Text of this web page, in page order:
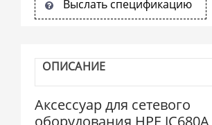
Выслать спецификацию
ОПИСАНИЕ
Аксессуар для сетевого
оборудования HPE JC680A